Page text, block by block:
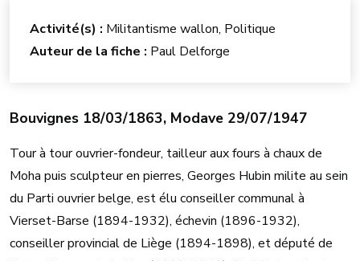
Bouvignes 18/03/1863, Modave 29/07/1947
Tour à tour ouvrier-fondeur, tailleur aux fours à chaux de
Moha puis sculpteur en pierres, Georges Hubin milite au sein
du Parti ouvrier belge, est élu conseiller communal à
Vierset-Barse (1894-1932), échevin (1896-1932),
conseiller provincial de Liège (1894-1898), et député de
Activité(s) : Militantisme wallon, Politique
Auteur de la fiche : Paul Delforge